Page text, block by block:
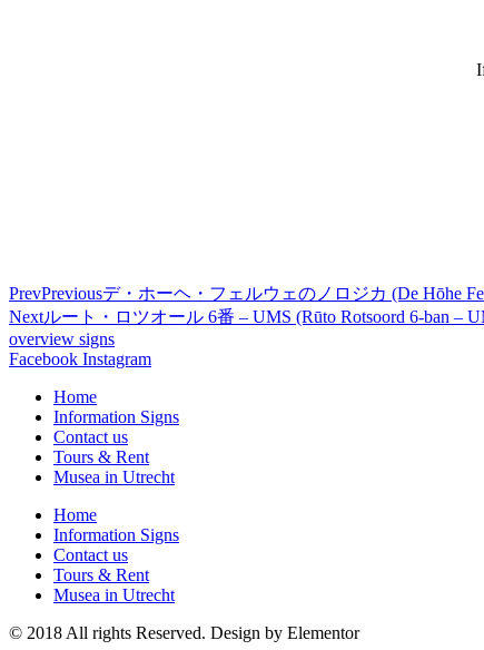
PrevPreviousデ・ホーヘ・フェルウェのノロジカ (De Hōhe
Nextルート・ロツオール 6番 – UMS (Rūto Rotsoord 6-ban –
overview signs
Facebook Instagram
Home
Information Signs
Contact us
Tours & Rent
Musea in Utrecht
Home
Information Signs
Contact us
Tours & Rent
Musea in Utrecht
© 2018 All rights Reserved. Design by Elementor